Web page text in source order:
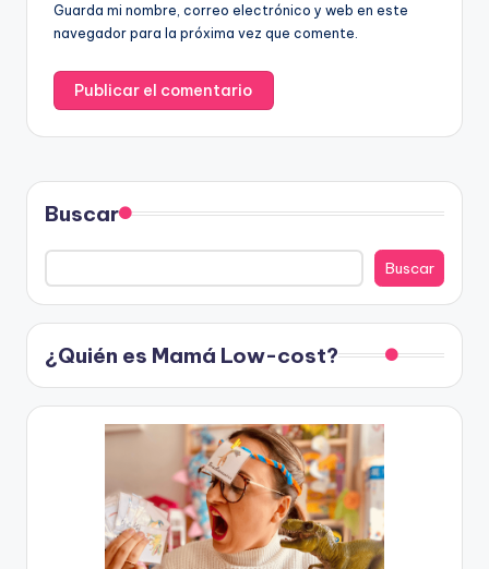
Guarda mi nombre, correo electrónico y web en este
navegador para la próxima vez que comente.
Buscar
Buscar
¿Quién es Mamá Low-cost?